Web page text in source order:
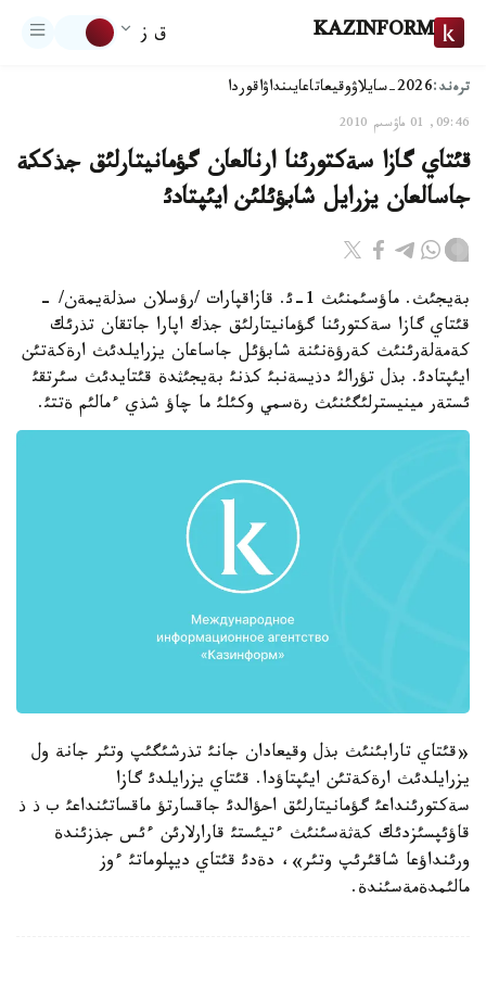
KAZINFORM ق ز
ترەند:2026-سايلاۋ وقيعاتاعايىنداۋاقوردا
09:46, 01 ماۋسىم 2010
قئتاي گازا سةكتورئنا ارنالعان گؤمانيتارلئق جذككة
جاسالعان يزرايل شابؤئلئن ايئپتادئ
بةيجئث. ماؤسئمنئث 1-ئ. قازاقپارات /رؤسلان سذلةيمةن/ -
قئتاي گازا سةكتورئنا گؤمانيتارلئق جذك اپارا جاتقان تذرئك
كةمةلةرئنئث كةرؤةنئنة شابؤئل جاساعان يزرايلدئث ارةكةتئن
ايئپتادئ. بذل تؤرالئ دذيسةنبئ كذنئ بةيجئثدة قئتايدئث سئرتقئ
ئستةر مينيسترلئگئنئث رةسمي وكئلئ ما چاؤ شذي ءمالئم ةتتئ.
«قئتاي تارابئنئث بذل وقيعادان جانئ تذرشئگئپ وتئر جانة ول
يزرايلدئث ارةكةتئن ايئپتاؤدا. قئتاي يزرايلدئ گازا
سةكتورئنداعئ گؤمانيتارلئق احؤالدئ جاقسارتؤ ماقساتئنداعئ ب ذ ذ
قاؤئپسئزدئك كةثةسئنئث ءتيئستئ قارارلارئن ءئس جذزئندة
ورئنداؤعا شاقئرئپ وتئر»، دةدئ قئتاي ديپلوماتئ ءوز
مالئمدةمةسئندة.